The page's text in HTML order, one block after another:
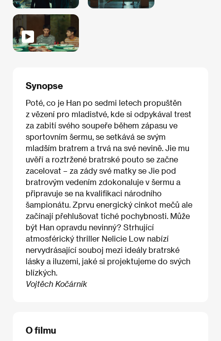
Synopse
Poté, co je Han po sedmi letech propuštěn
z vězení pro mladistvé, kde si odpykával trest
za zabití svého soupeře během zápasu ve
sportovním šermu, se setkává se svým
mladším bratrem a trvá na své nevině. Jie mu
uvěří a roztržené bratrské pouto se začne
zacelovat – za zády své matky se Jie pod
bratrovým vedením zdokonaluje v šermu a
připravuje se na kvalifikaci národního
šampionátu. Zprvu energický cinkot mečů ale
začínají přehlušovat tiché pochybnosti. Může
být Han opravdu nevinný? Strhující
atmosférický thriller Nelicie Low nabízí
nervydrásající souboj mezi ideály bratrské
lásky a iluzemi, jaké si projektujeme do svých
blízkých.
Vojtěch Kočárník
O filmu